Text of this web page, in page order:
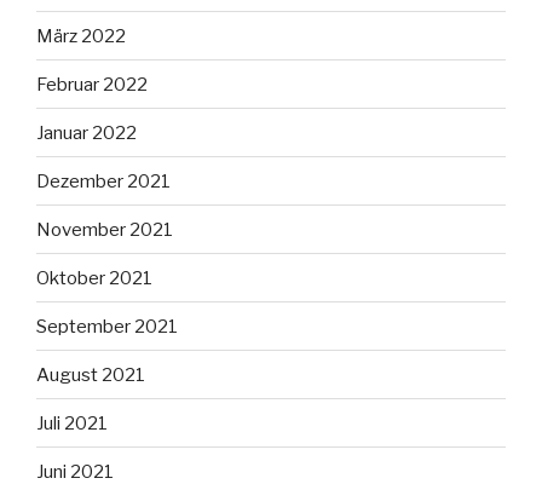
März 2022
Februar 2022
Januar 2022
Dezember 2021
November 2021
Oktober 2021
September 2021
August 2021
Juli 2021
Juni 2021